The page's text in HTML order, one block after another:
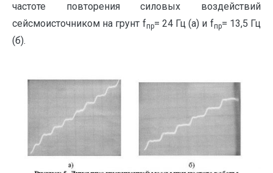
частоте повторения силовых воздействий
сейсмоисточником на грунт fпр= 24 Гц (а) и fпр= 13,5 Гц
(б).